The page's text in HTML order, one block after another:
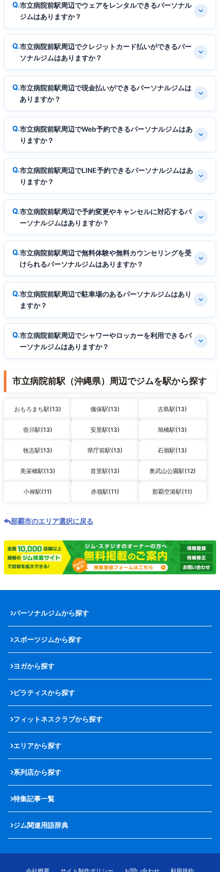
市立病院前駅周辺でウェアをレンタルできるパーソナル
ジムはありますか？
市立病院前駅周辺でクレジットカード払いができるパー
ソナルジムはありますか？
市立病院前駅周辺で現金払いができるパーソナルジムは
ありますか？
市立病院前駅周辺でWeb予約できるパーソナルジムはあ
りますか？
市立病院前駅周辺でLINE予約できるパーソナルジムはあ
りますか？
市立病院前駅周辺で予約変更やキャンセルに対応するパ
ーソナルジムはありますか？
市立病院前駅周辺で無料体験や無料カウンセリングを受
けられるパーソナルジムはありますか？
市立病院前駅周辺で駐車場のあるパーソナルジムはあり
ますか？
市立病院前駅周辺でシャワーやロッカーを利用できるパ
ーソナルジムはありますか？
市立病院前駅（沖縄県）周辺でジムを駅から探す
おもろまち駅(13) 儀保駅(13) 古島駅(13)
壺川駅(13) 安里駅(13) 旭橋駅(13)
牧志駅(13) 県庁前駅(13) 石嶺駅(13)
美栄橋駅(13) 首里駅(13) 奥武山公園駅(12)
小禄駅(11) 赤嶺駅(11) 那覇空港駅(11)
那覇市のエリア選択に戻る
パーソナルジムから探す
スポーツジムから探す
ヨガから探す
ピラティスから探す
フィットネスクラブから探す
エリアから探す
系列店から探す
特集記事一覧
ジム関連用語辞典